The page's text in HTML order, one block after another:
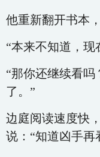
他重新翻开书本
“本来不知道，现
“那你还继续看吗
了。”
边庭阅读速度快
说：“知道凶手再